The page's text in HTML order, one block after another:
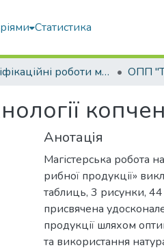
Статистика
Кваліфікаційні роботи магістрів
Анотація
Магістерська робота
рибної продукції»
таблиць, 3 рисунки,
присвячена
продукції шляхом
та використання